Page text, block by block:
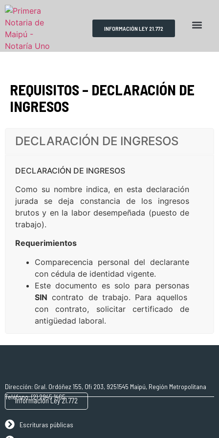
INFORMACIÓN LEY 21.772
REQUISITOS – DECLARACIÓN DE
INGRESOS
DECLARACIÓN DE INGRESOS
DECLARACIÓN DE INGRESOS
Como su nombre indica, en esta declaración
jurada se deja constancia de los ingresos
brutos y en la labor desempeñada (puesto de
trabajo).
Requerimientos
Comparecencia personal del declarante
con cédula de identidad vigente.
Este documento es solo para personas
SIN contrato de trabajo. Para aquellos
con contrato, solicitar certificado de
antigüedad laboral.
Dirección: Gral. Ordóñez 155, Ofi 203, 9251545 Maipú, Región Metropolitana
Teléfono: (2) 2945 1465
Información Ley 21.772
Escrituras públicas